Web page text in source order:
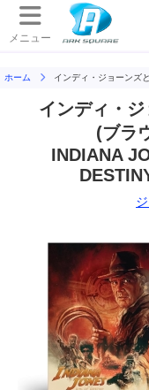
メニュー
ホーム インディ・ジョーンズ
インディ・
(ブラ
INDIANA